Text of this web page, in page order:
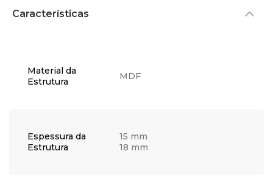
Características
Material da
Estrutura
MDF
Espessura da
Estrutura
15 mm
18 mm